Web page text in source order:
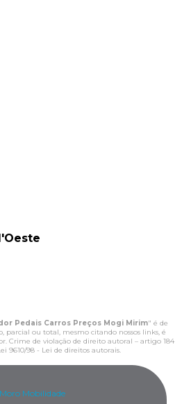
Pedais Carros Preços Mogi Mirim" é de
parcial ou total, mesmo citando nossos links, é
Crime de violação de direito autoral – artigo 184
9610/98 - Lei de direitos autorais.